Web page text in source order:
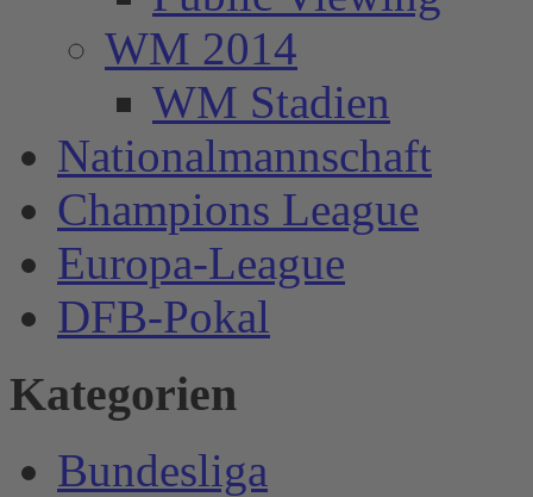
WM 2014
WM Stadien
Nationalmannschaft
Champions League
Europa-League
DFB-Pokal
Kategorien
Bundesliga